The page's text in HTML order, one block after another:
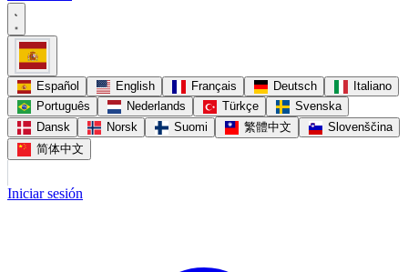
Español English Français Deutsch
Italiano
Português
Nederlands Türkçe
Svenska
Dansk
Norsk Suomi 繁體中文
Slovenščina
简体中文
Iniciar sesión